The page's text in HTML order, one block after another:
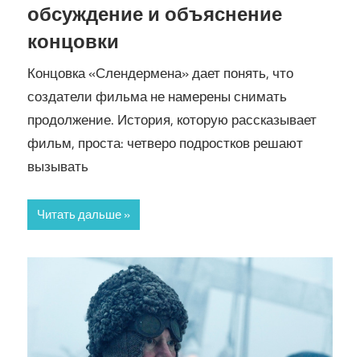
обсуждение и объяснение
концовки
Концовка «Слендермена» дает понять, что
создатели фильма не намерены снимать
продолжение. История, которую рассказывает
фильм, проста: четверо подростков решают
вызывать
Читать дальше